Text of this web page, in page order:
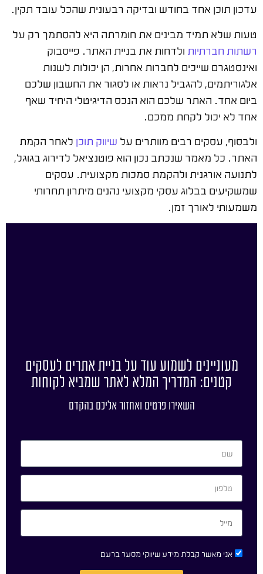
עדכון תוכן אחד בחודש ובדיקה רבעונית שהכל עובד תקין.
טעות שלא תמיד מבינים את חומרתה היא להסתמך רק על
רשתות חברתיות ולדחות את בניית האתר. פייסבוק
ואינסטגרם שייכים לחברות אחרות, הן יכולות לשנות
אלגוריתמים, להגביל נראות או לסגור את החשבון שלכם
ביום אחד. האתר שלכם הוא הנכס הדיגיטלי היחיד שאף
אחד לא יכול לקחת ממכם.
ולבסוף, עסקים רבים מוותרים על שיווק תוכן לאחר הקמת
האתר. כל מאמר שנכתב נכון הוא פוטנציאל לדירוג בגוגל,
לתנועה אורגנית ולהקמת סמכות מקצועית. עסקים
שמשקיעים בבלוג עסקי מקצועי נהנים מיתרון תחרותי
משמעותי לאורך זמן.
מעוניינים לשמוע עוד על בניית אתרים לעסקים
קטנים: המדריך המלא לאתר שמביא לקוחות
השאירו פרטים ואחזור אליכם בהקדם
אני מאשר קבלת מידע שיווקי מסער ברעם